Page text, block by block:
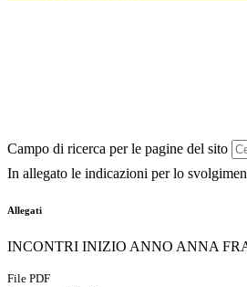
Campo di ricerca per le pagine del sito
In allegato le indicazioni per lo
Allegati
INCONTRI INIZIO ANNO ANNA
File PDF